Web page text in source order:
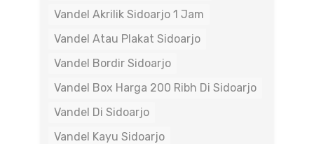
Vandel Akrilik Sidoarjo 1 Jam
Vandel Atau Plakat Sidoarjo
Vandel Bordir Sidoarjo
Vandel Box Harga 200 Ribh Di Sidoarjo
Vandel Di Sidoarjo
Vandel Kayu Sidoarjo